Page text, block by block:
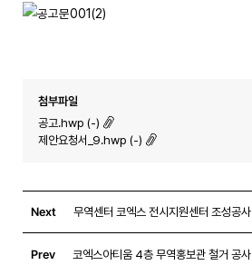
첨부파일
공고.hwp (-)
제안요청서_9.hwp (-)
Next 무역센터 코엑스 전시지원센터 조성공사
Prev 코엑스아티움 4층 무역홍보관 철거 공사